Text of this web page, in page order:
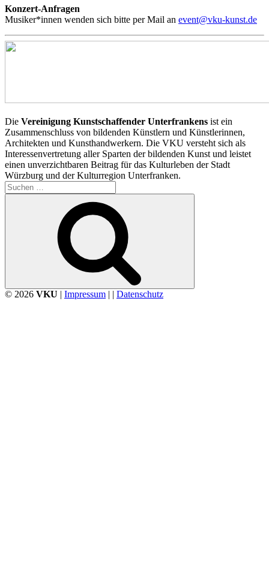
Konzert-Anfragen
Musiker*innen wenden sich bitte per Mail an event@vku-kunst.de
Die Vereinigung Kunstschaffender Unterfrankens ist ein
Zusammenschluss von bildenden Künstlern und Künstlerinnen,
Architekten und Kunsthandwerkern. Die VKU versteht sich als
Interessenvertretung aller Sparten der bildenden Kunst und leistet
einen unverzichtbaren Beitrag für das Kulturleben der Stadt
Würzburg und der Kulturregion Unterfranken.
Suchen
nach:
© 2026 VKU | Impressum | | Datenschutz